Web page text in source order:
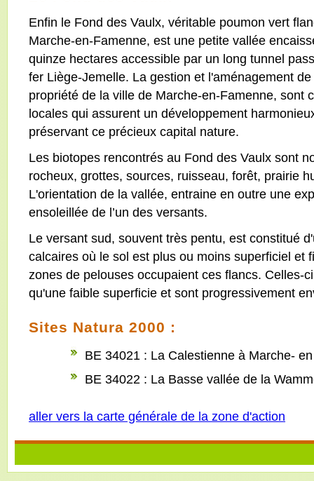
Enfin le Fond des Vaulx, véritable poumon vert
Marche-en-Famenne, est une petite vallée
quinze hectares accessible par un long tunnel
fer Liège-Jemelle. La gestion et l'aménagement
propriété de la ville de Marche-en-Famenne, sont
locales qui assurent un développement
préservant ce précieux capital nature.
Les biotopes rencontrés au Fond des Vaulx sont
rocheux, grottes, sources, ruisseau, forêt, prairie
L'orientation de la vallée, entraine en outre une
ensoleillée de l’un des versants.
Le versant sud, souvent très pentu, est constitué
calcaires où le sol est plus ou moins superficiel et
zones de pelouses occupaient ces flancs. Celles-
qu'une faible superficie et sont progressivement
Sites Natura 2000 :
BE 34021 : La Calestienne à Marche-
BE 34022 : La Basse vallée de la
aller vers la carte générale de la zone d'action